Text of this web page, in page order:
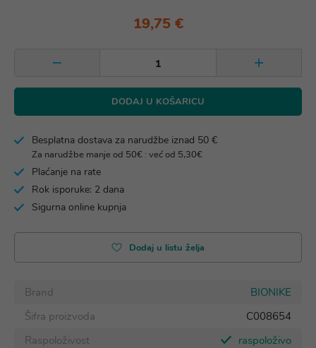
19,75 €
DODAJ U KOŠARICU
Besplatna dostava za narudžbe iznad 50 €
Za narudžbe manje od 50€ : već od 5,30€
Plaćanje na rate
Rok isporuke: 2 dana
Sigurna online kupnja
Dodaj u listu želja
Brand
BIONIKE
Šifra proizvoda
C008654
Raspoloživost
raspoloživo